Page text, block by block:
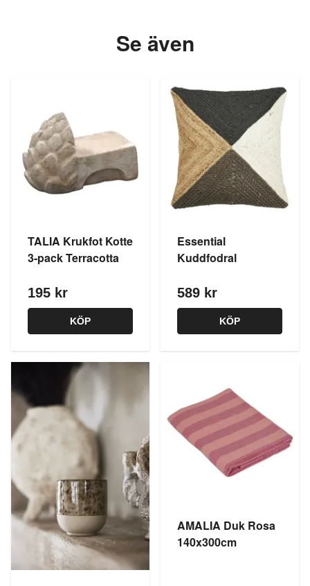
Se även
TALIA Krukfot Kotte
3-pack Terracotta
195 kr
KÖP
Essential
Kuddfodral
589 kr
KÖP
AMALIA Duk Rosa
140x300cm